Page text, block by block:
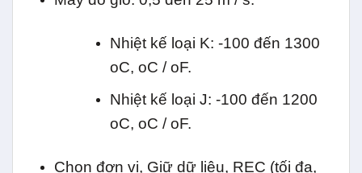
Nhiệt kế loại K: -100 đến 1300
oC, oC / oF.
Nhiệt kế loại J: -100 đến 1200
oC, oC / oF.
Chọn đơn vị, Giữ dữ liệu, REC (tối đa,